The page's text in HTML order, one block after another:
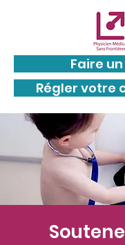
PMSF est une
indépendante deMSF
Frontières) : PMSF et MSF
Faire
Régler votre